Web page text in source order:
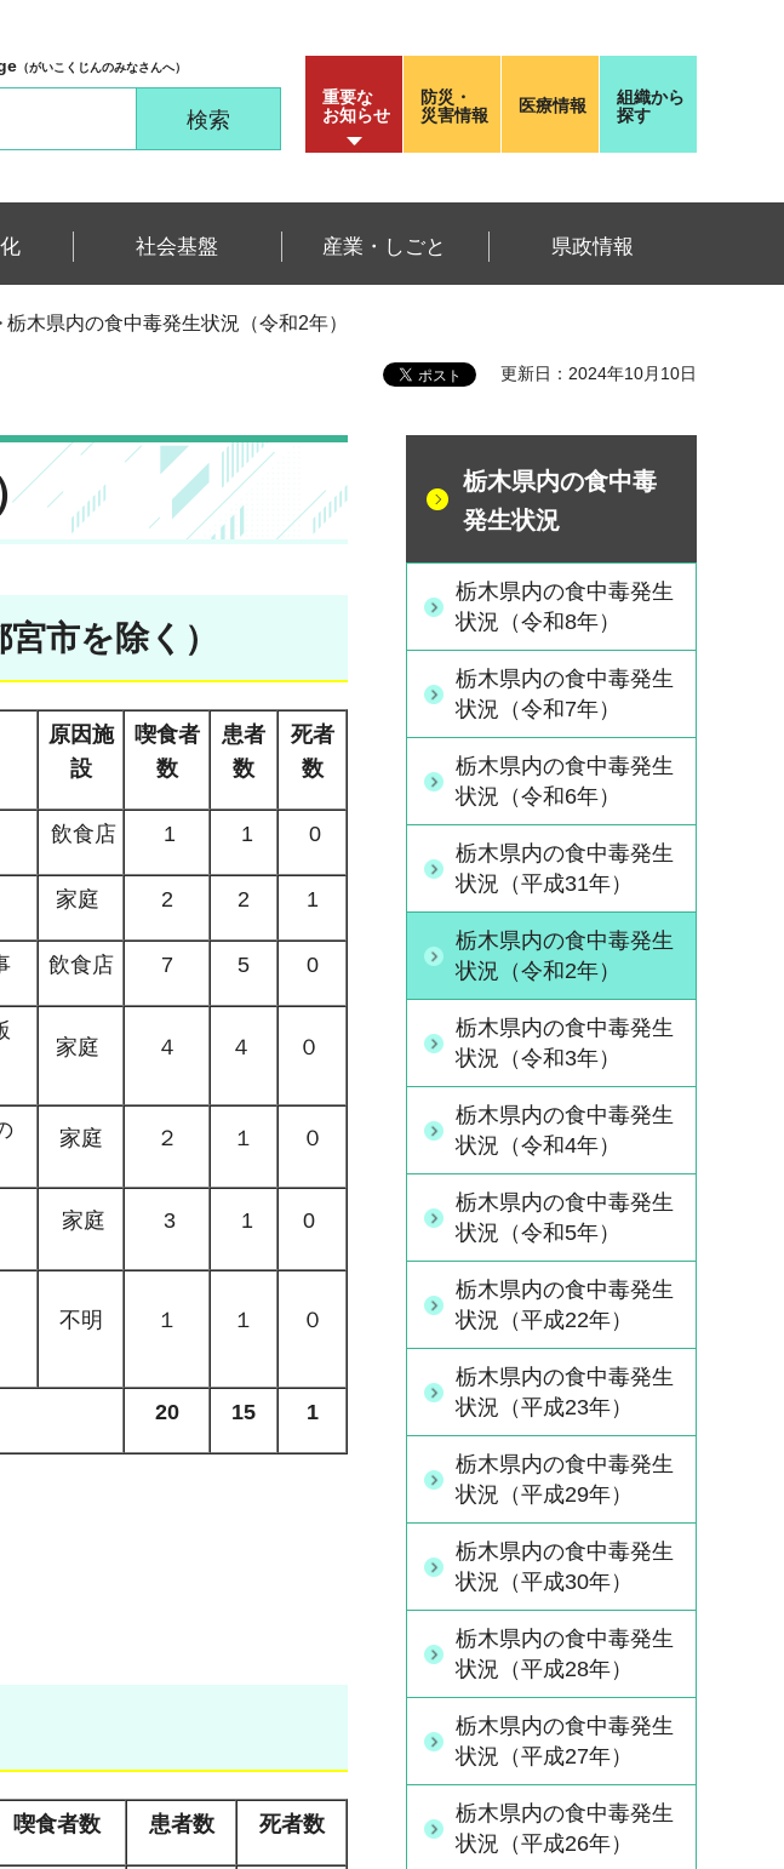
（がいこくじんのみなさんへ）
重要な
お知らせ
防災・
災害情報
医療情報
組織から
探す
社会基盤 産業・しごと 県政情報
栃木県内の食中毒発生状況（令和2年）
更新日：2024年10月10日
市を除く）
原因施
設
喫食者
数
患者
数
死者
数
飲食店 1 1 0
家庭 2 2 1
飲食店 7 5 0
家庭 ４ ４ ０
家庭 ２ １ ０
家庭 3 1 0
不明 １ １ ０
20 15 1
喫食者数 患者数 死者数
栃木県内の食中毒
発生状況
栃木県内の食中毒発生
状況（令和8年）
栃木県内の食中毒発生
状況（令和7年）
栃木県内の食中毒発生
状況（令和6年）
栃木県内の食中毒発生
状況（平成31年）
栃木県内の食中毒発生
状況（令和2年）
栃木県内の食中毒発生
状況（令和3年）
栃木県内の食中毒発生
状況（令和4年）
栃木県内の食中毒発生
状況（令和5年）
栃木県内の食中毒発生
状況（平成22年）
栃木県内の食中毒発生
状況（平成23年）
栃木県内の食中毒発生
状況（平成29年）
栃木県内の食中毒発生
状況（平成30年）
栃木県内の食中毒発生
状況（平成28年）
栃木県内の食中毒発生
状況（平成27年）
栃木県内の食中毒発生
状況（平成26年）